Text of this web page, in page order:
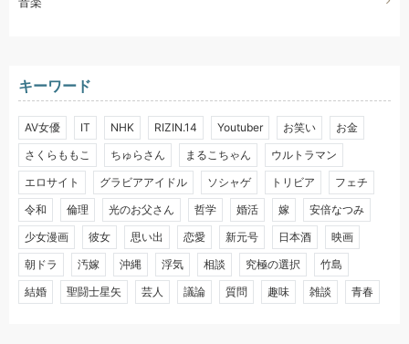
キーワード
AV女優 IT NHK RIZIN.14 Youtuber お笑い
お金
さくらももこ
ちゅらさん まるこちゃん
ウルトラマン
エロサイト
グラビアアイドル ソシャゲ トリビア
フェチ
令和
倫理 光のお父さん 哲学 婚活 嫁
安倍なつみ
少女漫画
彼女 思い出 恋愛 新元号 日本酒
映画
朝ドラ
汚嫁 沖縄 浮気 相談 究極の選択
竹島
結婚
聖闘士星矢 芸人 議論 質問 趣味 雑談 青春